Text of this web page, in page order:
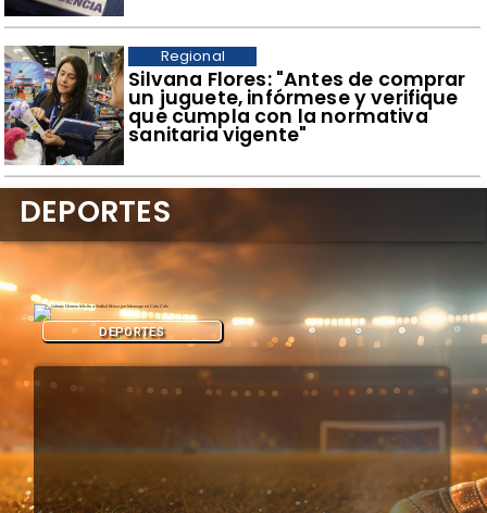
​Silvana Flores: "Antes de comprar
un juguete, infórmese y verifique
que cumpla con la normativa
sanitaria vigente"
Regional
DEPORTES
DEPORTES